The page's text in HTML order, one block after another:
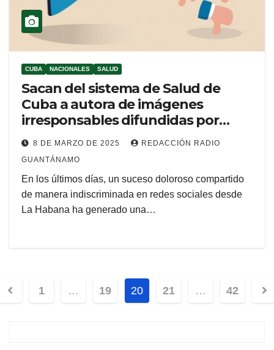
CUBA NACIONALES SALUD
Sacan del sistema de Salud de
Cuba a autora de imágenes
irresponsables difundidas por
redes sociales
8 DE MARZO DE 2025
REDACCIÓN RADIO
GUANTÁNAMO
En los últimos días, un suceso doloroso compartido
de manera indiscriminada en redes sociales desde
La Habana ha generado una…
1 … 19 20 21 … 42